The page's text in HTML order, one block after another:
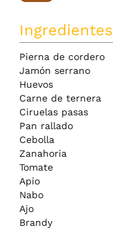
Ingredientes
Pierna de cordero
Jamón serrano
Huevos
Carne de ternera
Ciruelas pasas
Pan rallado
Cebolla
Zanahoria
Tomate
Apio
Nabo
Ajo
Brandy